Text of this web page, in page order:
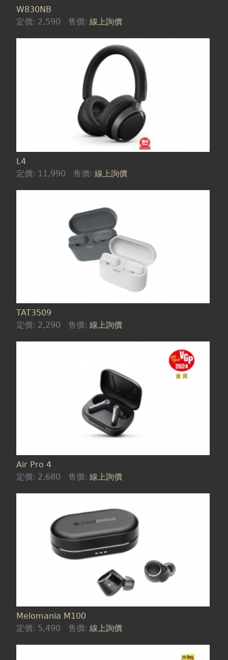
W830NB
定價: 2,590 售價:線上詢價
L4
定價: 11,990 售價:線上詢價
TAT3509
定價: 2,290 售價:線上詢價
Air Pro 4
定價: 2,680 售價:線上詢價
Melomania M100
定價: 5,490 售價:線上詢價